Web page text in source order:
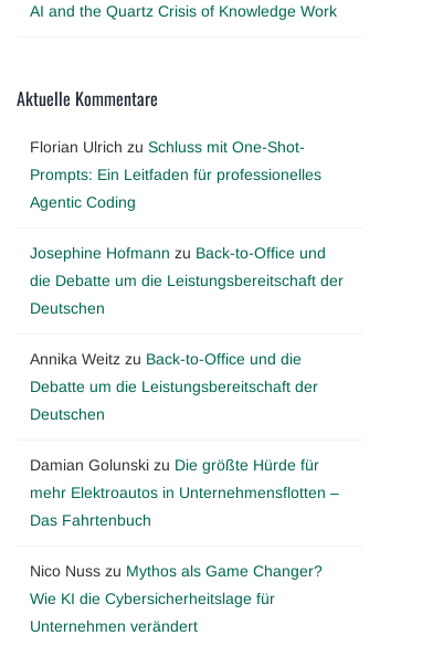
AI and the Quartz Crisis of Knowledge Work
Aktuelle Kommentare
Florian Ulrich zu Schluss mit One-Shot-
Prompts: Ein Leitfaden für professionelles
Agentic Coding
Josephine Hofmann zu Back-to-Office und
die Debatte um die Leistungsbereitschaft der
Deutschen
Annika Weitz zu Back-to-Office und die
Debatte um die Leistungsbereitschaft der
Deutschen
Damian Golunski zu Die größte Hürde für
mehr Elektroautos in Unternehmensflotten –
Das Fahrtenbuch
Nico Nuss zu Mythos als Game Changer?
Wie KI die Cybersicherheitslage für
Unternehmen verändert